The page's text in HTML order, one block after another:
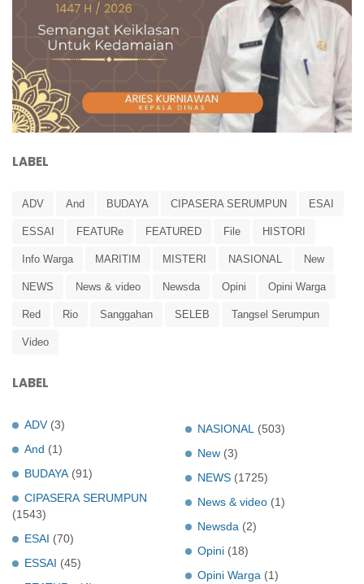
LABEL
ADV And BUDAYA CIPASERA SERUMPUN ESAI
ESSAI FEATURe FEATURED File HISTORI
Info Warga MARITIM MISTERI NASIONAL New
NEWS News & video Newsda Opini Opini Warga
Red Rio Sanggahan SELEB Tangsel Serumpun
Video
LABEL
ADV (3)
And (1)
BUDAYA (91)
CIPASERA SERUMPUN
(1543)
ESAI (70)
ESSAI (45)
NASIONAL
(503)
New (3)
NEWS (1725)
News & video (1)
Newsda (2)
Opini (18)
Opini Warga (1)